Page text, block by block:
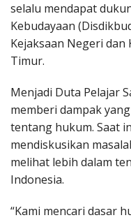
selalu mendapat
Kebudayaan
Kejaksaan Negeri
Timur.
Menjadi Duta Pelajar
memberi dampak
tentang hukum. Saat
mendiskusikan
melihat lebih dalam
Indonesia.
“Kami mencari dasar